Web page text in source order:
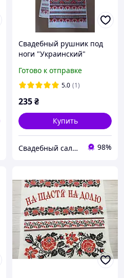
Свадебный рушник под
ноги "Украинский"
Готово к отправке
5.0 (1)
235₴
Купить
Свадебный салон "ПРИНЦЕССА" 98%